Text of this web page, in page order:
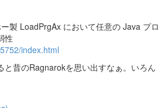
製 LoadPrgAx において任意の Java プロ
性
index.html
と昔のRagnarokを思い出すなぁ。いろん